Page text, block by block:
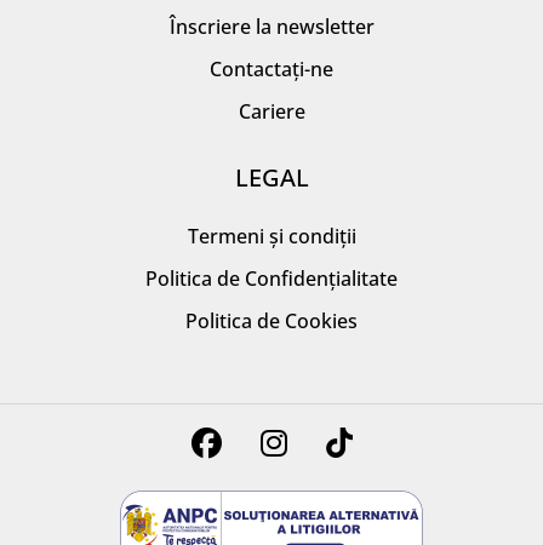
Înscriere la newsletter
Contactați-ne
Cariere
LEGAL
Termeni și condiții
Politica de Confidențialitate
Politica de Cookies